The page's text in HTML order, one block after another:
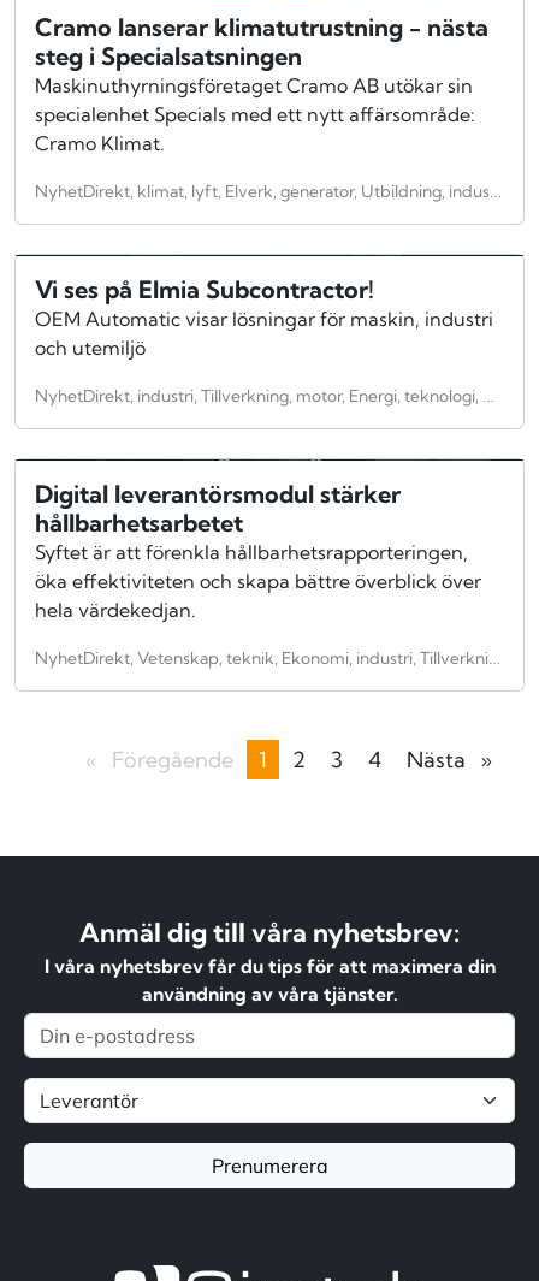
Cramo lanserar klimatutrustning - nästa
steg i Specialsatsningen
Maskinuthyrningsföretaget Cramo AB utökar sin
specialenhet Specials med ett nytt affärsområde:
Cramo Klimat.
Vi ses på Elmia Subcontractor!
OEM Automatic visar lösningar för maskin, industri
och utemiljö
Digital leverantörsmodul stärker
hållbarhetsarbetet
Syftet är att förenkla hållbarhetsrapporteringen,
öka effektiviteten och skapa bättre överblick över
hela värdekedjan.
FöregåendesidaDu
sidan
1 sida
2 sida
3 sida
4 Nästa sida
Anmäl dig till våra nyhetsbrev:
I våra nyhetsbrev får du tips för att maximera din
användning av våra tjänster.
Prenumerera